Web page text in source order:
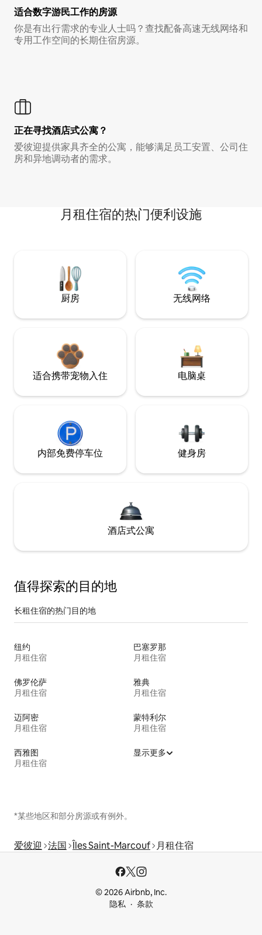
适合数字游民工作的房源
你是有出行需求的专业人士吗？查找配备高速无线网络和
专用工作空间的长期住宿房源。
正在寻找酒店式公寓？
爱彼迎提供家具齐全的公寓，能够满足员工安置、公司住
房和异地调动者的需求。
月租住宿的热门便利设施
厨房 无线网络
适合携带宠物入住 电脑桌
内部免费停车位 健身房
酒店式公寓
值得探索的目的地
长租住宿的热门目的地
纽约
月租住宿
巴塞罗那
月租住宿
佛罗伦萨
月租住宿
雅典
月租住宿
迈阿密
月租住宿
蒙特利尔
月租住宿
西雅图
月租住宿
显示更多
*某些地区和部分房源或有例外。
爱彼迎 法国 Îles Saint-Marcouf 月租住宿
© 2026 Airbnb, Inc.
隐私
条款